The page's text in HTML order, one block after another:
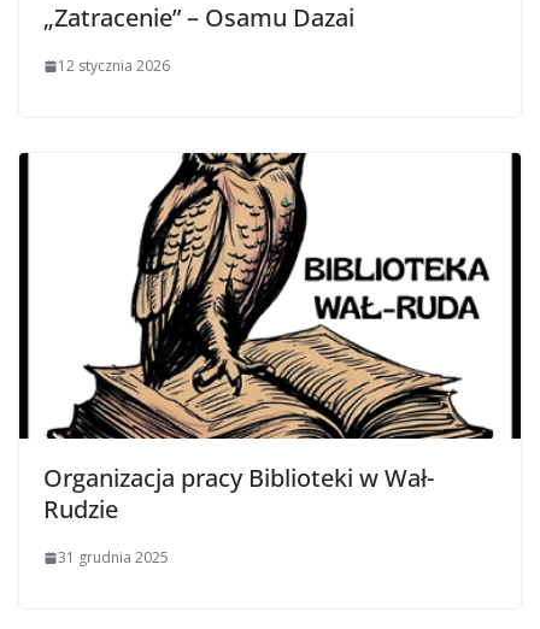
„Zatracenie” – Osamu Dazai
12 stycznia 2026
Organizacja pracy Biblioteki w Wał-
Rudzie
31 grudnia 2025